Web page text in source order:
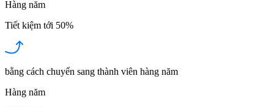
Hàng năm
Tiết kiệm tới 50%
bằng cách chuyển sang thành viên hàng năm
Hàng năm